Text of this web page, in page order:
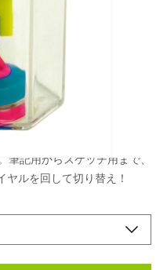
筆記用からスケッチ用まで、
ヤルを回して切り替え！